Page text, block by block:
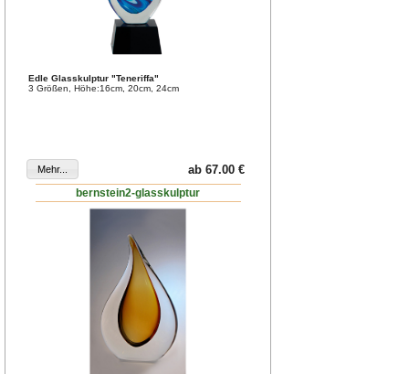
Edle Glasskulptur "Teneriffa"
3 Größen, Höhe:16cm, 20cm, 24cm
ab 67.00 €
bernstein2-glasskulptur